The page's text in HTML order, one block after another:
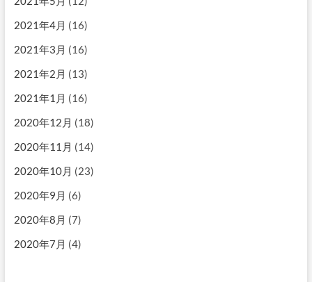
2021年4月 (16)
2021年3月 (16)
2021年2月 (13)
2021年1月 (16)
2020年12月 (18)
2020年11月 (14)
2020年10月 (23)
2020年9月 (6)
2020年8月 (7)
2020年7月 (4)